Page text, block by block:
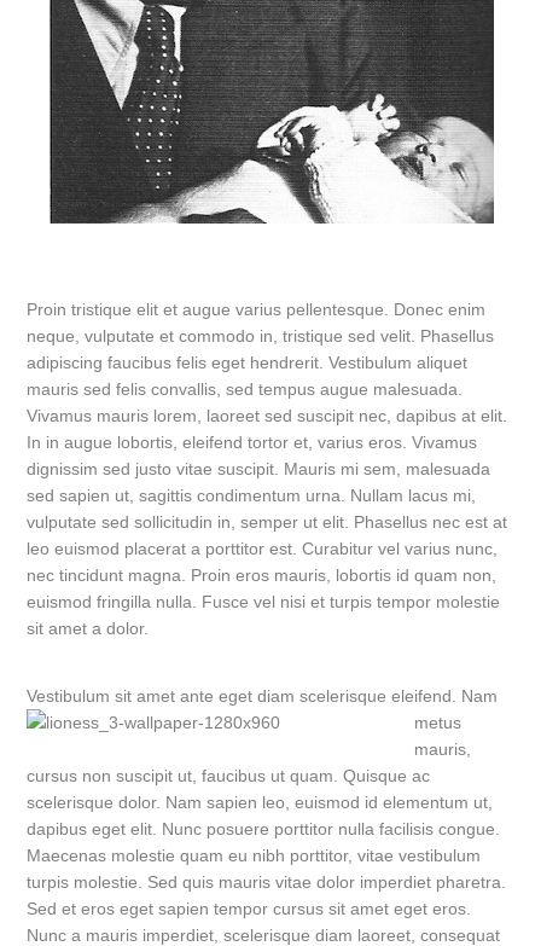
Proin tristique elit et augue varius pellentesque. Donec enim
neque, vulputate et commodo in, tristique sed velit. Phasellus
adipiscing faucibus felis eget hendrerit. Vestibulum aliquet
mauris sed felis convallis, sed tempus augue malesuada.
Vivamus mauris lorem, laoreet sed suscipit nec, dapibus at elit.
In in augue lobortis, eleifend tortor et, varius eros. Vivamus
dignissim sed justo vitae suscipit. Mauris mi sem, malesuada
sed sapien ut, sagittis condimentum urna. Nullam lacus mi,
vulputate sed sollicitudin in, semper ut elit. Phasellus nec est at
leo euismod placerat a porttitor est. Curabitur vel varius nunc,
nec tincidunt magna. Proin eros mauris, lobortis id quam non,
euismod fringilla nulla. Fusce vel nisi et turpis tempor molestie
sit amet a dolor.
Vestibulum sit amet ante eget diam scelerisque eleifend. Nam
metus
mauris,
cursus non suscipit ut, faucibus ut quam. Quisque ac
scelerisque dolor. Nam sapien leo, euismod id elementum ut,
dapibus eget elit. Nunc posuere porttitor nulla facilisis congue.
Maecenas molestie quam eu nibh porttitor, vitae vestibulum
turpis molestie. Sed quis mauris vitae dolor imperdiet pharetra.
Sed et eros eget sapien tempor cursus sit amet eget eros.
Nunc a mauris imperdiet, scelerisque diam laoreet, consequat